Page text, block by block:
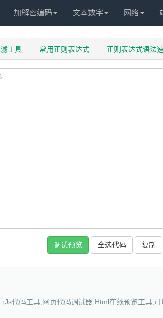
加解密编码 文本数字 网络
工具 常用正则表达式 正则表达式语法
复制
代码工具,网页代码调试器,Html在线预览工具,